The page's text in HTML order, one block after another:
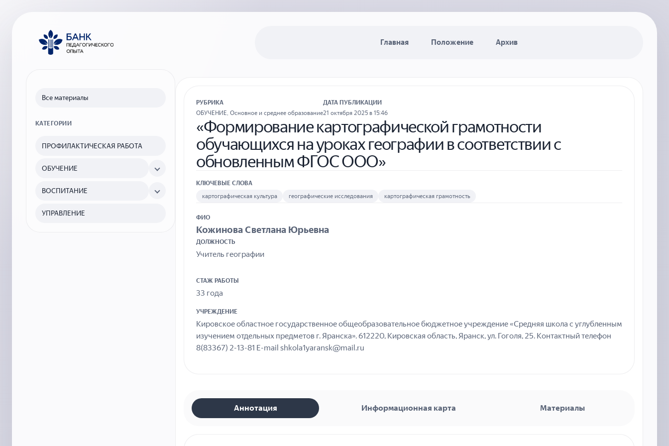
Главная Положение Архив
Все материалы
КАТЕГОРИИ
ПРОФИЛАКТИЧЕСКАЯ РАБОТА
ОБУЧЕНИЕ
ВОСПИТАНИЕ
УПРАВЛЕНИЕ ФИО
Кожинова Светлана Юрьевна
ДОЛЖНОСТЬ
Учитель географии
СТАЖ РАБОТЫ
33 года
УЧРЕЖДЕНИЕ
Кировское областное государственное общеобразовательное бюджетное учреждение «Средняя школа с углубленным
изучением отдельных предметов г. Яранска». 612220, Кировская область, Яранск, ул. Гоголя, 25. Контактный телефон
8(83367) 2-13-81 E-mail shkola1yaransk@mail.ru
РУБРИКА
ОБУЧЕНИЕ Основное и среднее образование
ДАТА ПУБЛИКАЦИИ
21 октября 2025 в 15:46
«Формирование картографической грамотности
обучающихся на уроках географии в соответствии с
обновленным ФГОС ООО»
КЛЮЧЕВЫЕ СЛОВА
картографическая культура
географические исследования картографическая грамотность
Аннотация Информационная карта Материалы